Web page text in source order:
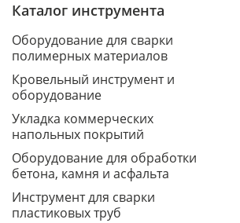
Каталог инструмента
Оборудование для сварки
полимерных материалов
Кровельный инструмент и
оборудование
Укладка коммерческих
напольных покрытий
Оборудование для обработки
бетона, камня и асфальта
Инструмент для сварки
пластиковых труб